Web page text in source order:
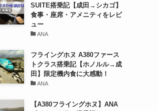
SUITE搭乗記【成田→シカゴ】
食事・座席・アメニティをレビ
ュー
ANA
フライングホヌ A380ファース
トクラス搭乗記【ホノルル→成
田】限定機内食に大感動！
ANA
【A380フライングホヌ】ANA